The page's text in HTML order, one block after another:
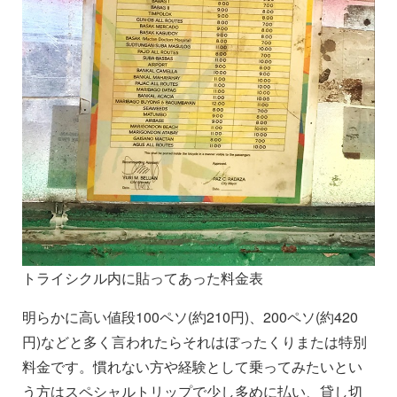
トライシクル内に貼ってあった料金表
明らかに高い値段100ペソ(約210円)、200ペソ(約420
円)などと多く言われたらそれはぼったくりまたは特別
料金です。慣れない方や経験として乗ってみたいとい
う方はスペシャルトリップで少し多めに払い、貸し切